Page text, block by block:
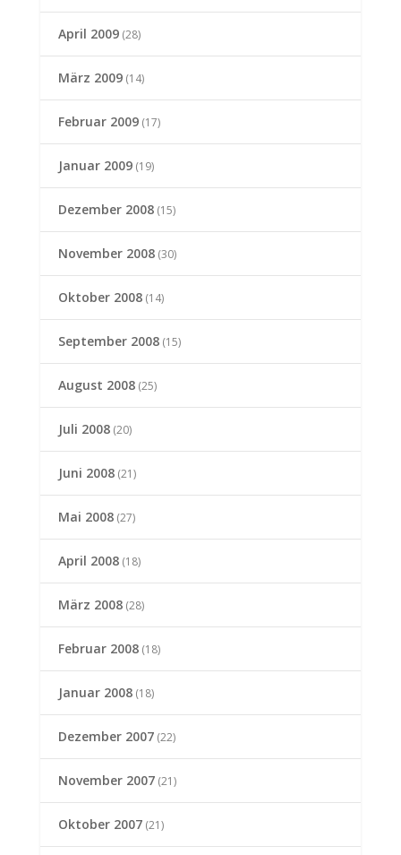
April 2009(28)
März 2009(14)
Februar 2009(17)
Januar 2009(19)
Dezember 2008(15)
November 2008(30)
Oktober 2008(14)
September 2008(15)
August 2008(25)
Juli 2008(20)
Juni 2008(21)
Mai 2008(27)
April 2008(18)
März 2008(28)
Februar 2008(18)
Januar 2008(18)
Dezember 2007(22)
November 2007(21)
Oktober 2007(21)